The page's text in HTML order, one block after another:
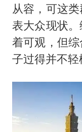
从容，可这
表大众现状
着可观，但
子过得并不轻